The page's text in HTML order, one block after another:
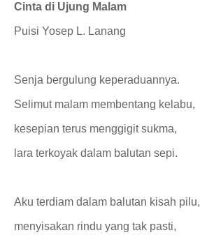
Cinta di Ujung Malam
Puisi Yosep L. Lanang
Senja bergulung keperaduannya.
Selimut malam membentang kelabu,
kesepian terus menggigit sukma,
lara terkoyak dalam balutan sepi.
Aku terdiam dalam balutan kisah pilu,
menyisakan rindu yang tak pasti,